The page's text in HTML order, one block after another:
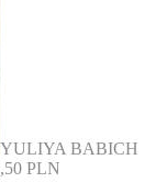
YULIYA BABICH
PLN